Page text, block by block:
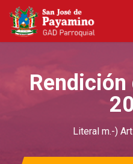
Rendición
Literal m.-)